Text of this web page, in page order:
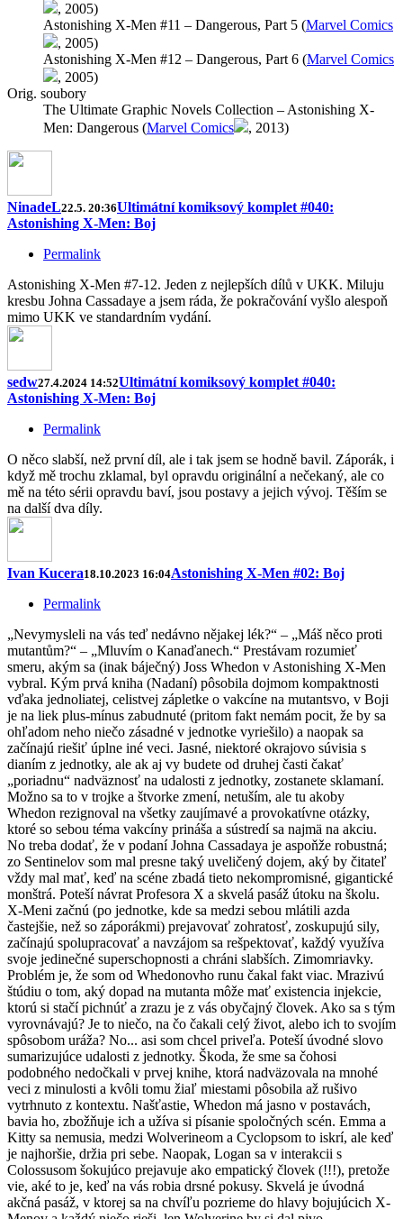
, 2005)
Astonishing X-Men #11 – Dangerous, Part 5 (Marvel Comics
, 2005)
Astonishing X-Men #12 – Dangerous, Part 6 (Marvel Comics
, 2005)
Orig. soubory
The Ultimate Graphic Novels Collection – Astonishing X-
Men: Dangerous (Marvel Comics , 2013)
NinadeL22.5. 20:36Ultimátní komiksový komplet #040:
Astonishing X-Men: Boj
Permalink
Astonishing X-Men #7-12. Jeden z nejlepších dílů v UKK. Miluju
kresbu Johna Cassadaye a jsem ráda, že pokračování vyšlo alespoň
mimo UKK ve standardním vydání.
sedw27.4.2024 14:52Ultimátní komiksový komplet #040:
Astonishing X-Men: Boj
Permalink
O něco slabší, než první díl, ale i tak jsem se hodně bavil. Záporák, i
když mě trochu zklamal, byl opravdu originální a nečekaný, ale co
mě na této sérii opravdu baví, jsou postavy a jejich vývoj. Těším se
na další dva díly.
Ivan Kucera18.10.2023 16:04Astonishing X-Men #02: Boj
Permalink
„Nevymysleli na vás teď nedávno nějakej lék?“ – „Máš něco proti
mutantům?“ – „Mluvím o Kanaďanech.“ Prestávam rozumieť
smeru, akým sa (inak báječný) Joss Whedon v Astonishing X-Men
vybral. Kým prvá kniha (Nadaní) pôsobila dojmom kompaktnosti
vďaka jednoliatej, celistvej zápletke o vakcíne na mutantsvo, v Boji
je na liek plus-mínus zabudnuté (pritom fakt nemám pocit, že by sa
ohľadom neho niečo zásadné v jednotke vyriešilo) a naopak sa
začínajú riešiť úplne iné veci. Jasné, niektoré okrajovo súvisia s
dianím z jednotky, ale ak aj vy budete od druhej časti čakať
„poriadnu“ nadväznosť na udalosti z jednotky, zostanete sklamaní.
Možno sa to v trojke a štvorke zmení, netuším, ale tu akoby
Whedon rezignoval na všetky zaujímavé a provokatívne otázky,
ktoré so sebou téma vakcíny prináša a sústredí sa najmä na akciu.
No treba dodať, že v podaní Johna Cassadaya je aspoňže robustná;
zo Sentinelov som mal presne taký uveličený dojem, aký by čitateľ
vždy mal mať, keď na scéne zbadá tieto nekompromisné, gigantické
monštrá. Poteší návrat Profesora X a skvelá pasáž útoku na školu.
X-Meni začnú (po jednotke, kde sa medzi sebou mlátili azda
častejšie, než so záporákmi) prejavovať zohratosť, zoskupujú sily,
začínajú spolupracovať a navzájom sa rešpektovať, každý využíva
svoje jedinečné superschopnosti a chráni slabších. Zimomriavky.
Problém je, že som od Whedonovho runu čakal fakt viac. Mrazivú
štúdiu o tom, aký dopad na mutanta môže mať existencia injekcie,
ktorú si stačí pichnúť a zrazu je z vás obyčajný človek. Ako sa s tým
vyrovnávajú? Je to niečo, na čo čakali celý život, alebo ich to svojím
spôsobom uráža? No... asi som chcel priveľa. Poteší úvodné slovo
sumarizujúce udalosti z jednotky. Škoda, že sme sa čohosi
podobného nedočkali v prvej knihe, ktorá nadväzovala na mnohé
veci z minulosti a kvôli tomu žiaľ miestami pôsobila až rušivo
vytrhnuto z kontextu. Našťastie, Whedon má jasno v postavách,
bavia ho, zbožňuje ich a užíva si písanie spoločných scén. Emma a
Kitty sa nemusia, medzi Wolverineom a Cyclopsom to iskrí, ale keď
je najhoršie, držia pri sebe. Naopak, Logan sa v interakcii s
Colossusom šokujúco prejavuje ako empatický človek (!!!), pretože
vie, aké to je, keď na vás robia drsné pokusy. Skvelá je úvodná
akčná pasáž, v ktorej sa na chvíľu pozrieme do hlavy bojujúcich X-